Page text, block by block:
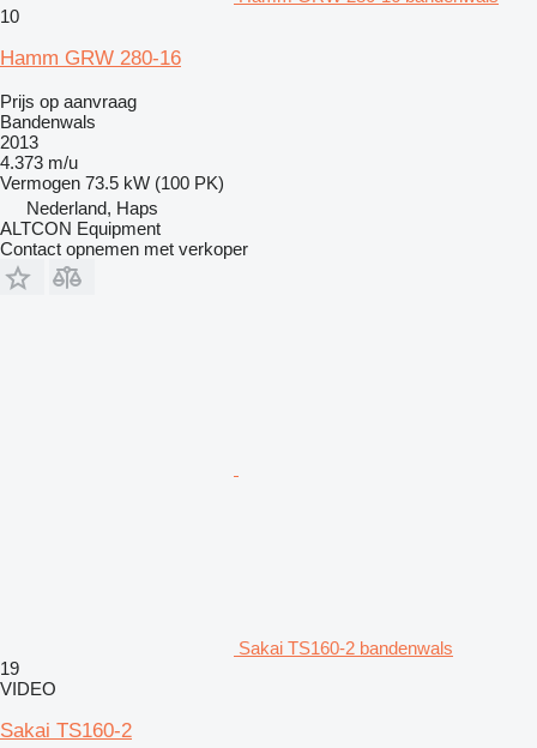
10
Hamm GRW 280-16
Prijs op aanvraag
Bandenwals
2013
4.373 m/u
Vermogen 73.5 kW (100 PK)
Nederland, Haps
ALTCON Equipment
Contact opnemen met verkoper
Sakai TS160-2 bandenwals
19
VIDEO
Sakai TS160-2